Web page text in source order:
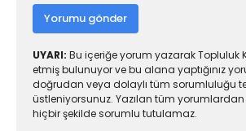
Yorumu gönder
UYARI: Bu içeriğe yorum yazarak Topluluk
etmiş bulunuyor ve bu alana yaptığınız
doğrudan veya dolaylı tüm sorumluluğu
üstleniyorsunuz. Yazılan tüm
hiçbir şekilde sorumlu tutulamaz.